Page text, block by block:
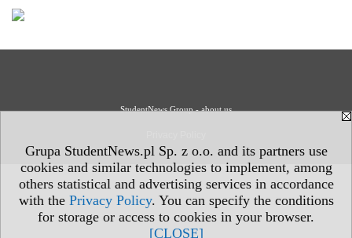
Grupa StudentNews.pl Sp. z o.o. and its partners use
cookies and similar technologies to implement, among
others statistical and advertising services in accordance
with the Privacy Policy. You can specify the conditions
for storage or access to cookies in your browser.
[CLOSE]
StudentNews Group - about us